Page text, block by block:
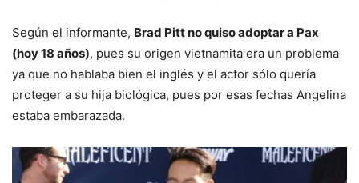
Según el informante, Brad Pitt no quiso adoptar a Pax
(hoy 18 años), pues su origen vietnamita era un problema
ya que no hablaba bien el inglés y el actor sólo quería
proteger a su hija biológica, pues por esas fechas Angelina
estaba embarazada.